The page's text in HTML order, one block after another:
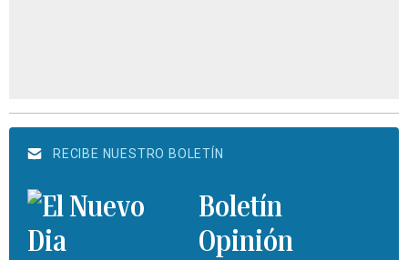
RECIBE NUESTRO BOLETÍN
Boletín
Opinión